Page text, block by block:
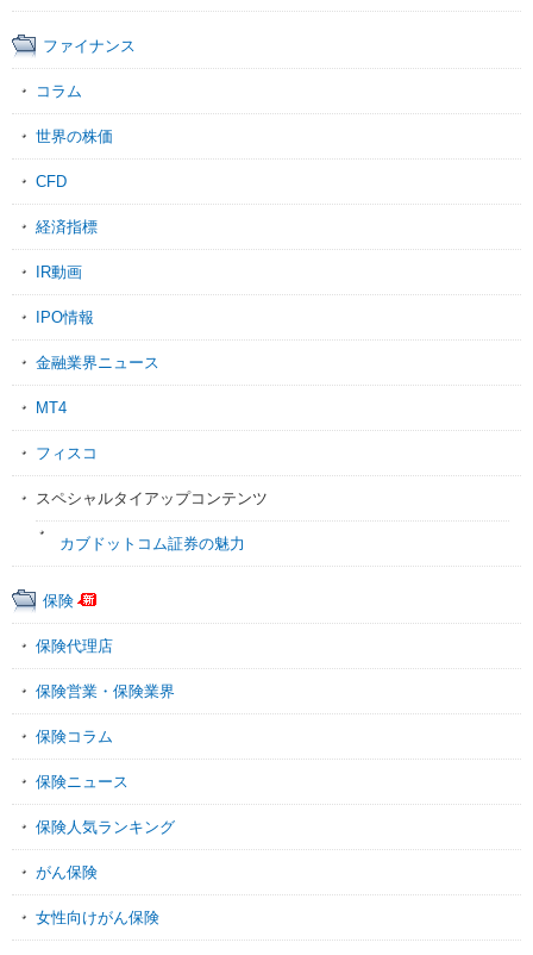
ファイナンス
コラム
世界の株価
CFD
経済指標
IR動画
IPO情報
金融業界ニュース
MT4
フィスコ
スペシャルタイアップコンテンツ
カブドットコム証券の魅力
保険
保険代理店
保険営業・保険業界
保険コラム
保険ニュース
保険人気ランキング
がん保険
女性向けがん保険